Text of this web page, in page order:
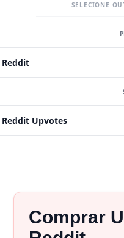
SELECIONE
Reddit
Reddit Upvotes
Comprar